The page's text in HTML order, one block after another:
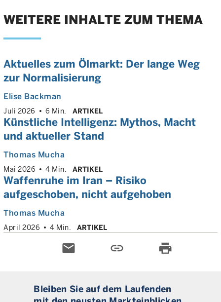
WEITERE INHALTE ZUM THEMA
Aktuelles zum Ölmarkt: Der lange Weg
zur Normalisierung
Elise Backman
Juli 2026 6 Min. ARTIKEL
Künstliche Intelligenz: Mythos, Macht
und aktueller Stand
Thomas Mucha
Mai 2026 4 Min. ARTIKEL
Waffenruhe im Iran – Risiko
aufgeschoben, nicht aufgehoben
Thomas Mucha
April 2026 4 Min. ARTIKEL
email link print
Bleiben Sie auf dem Laufenden